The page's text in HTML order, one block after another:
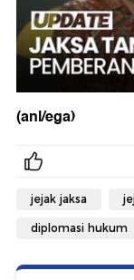
(anl/ega)
jejak jaksa
diplomasi hukum